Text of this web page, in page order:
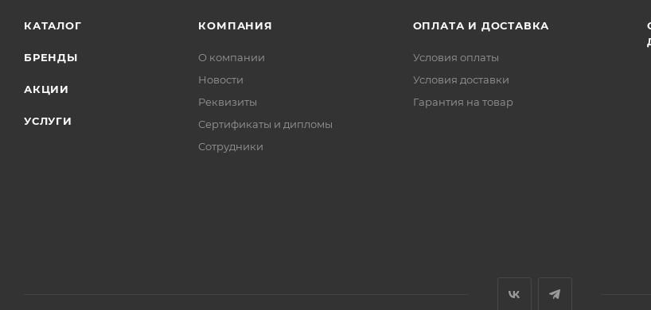
КАТАЛОГ
БРЕНДЫ
АКЦИИ
УСЛУГИ
КОМПАНИЯ
О компании
Новости
Реквизиты
Сертификаты и дипломы
Сотрудники
ОПЛАТА И ДОСТАВКА
Условия оплаты
Условия доставки
Гарантия на товар